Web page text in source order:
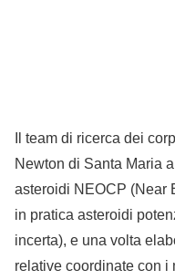
Il team di ricerca dei
Newton di Santa Maria
asteroidi NEOCP (Near
in pratica asteroidi
incerta), e una volta
relative coordinate con i